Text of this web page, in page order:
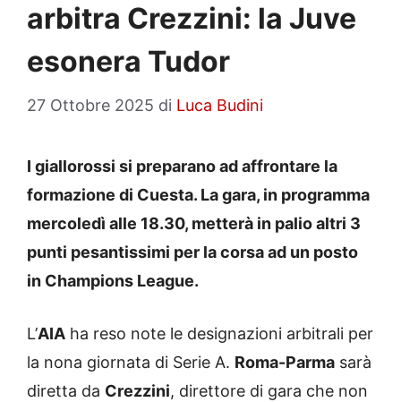
arbitra Crezzini: la Juve
esonera Tudor
27 Ottobre 2025 di Luca Budini
I giallorossi si preparano ad affrontare la
formazione di Cuesta. La gara, in programma
mercoledì alle 18.30, metterà in palio altri 3
punti pesantissimi per la corsa ad un posto
in Champions League.
L’AIA ha reso note le designazioni arbitrali per
la nona giornata di Serie A. Roma-Parma sarà
diretta da Crezzini, direttore di gara che non